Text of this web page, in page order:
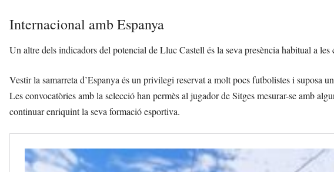
Internacional amb Espanya
Un altre dels indicadors del potencial de Lluc Castell és la seva presència habitual a
Vestir la samarreta d’Espanya és un privilegi reservat a molt pocs futbolistes i suposa
Les convocatòries amb la selecció han permès al jugador de Sitges mesurar-se amb
continuar enriquint la seva formació esportiva.